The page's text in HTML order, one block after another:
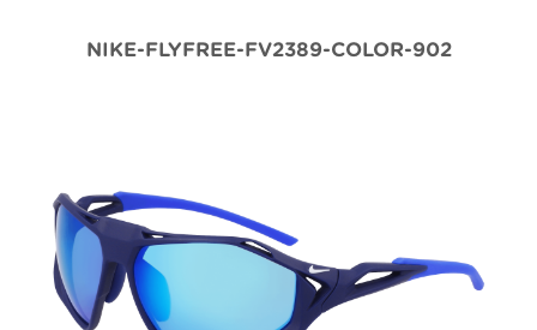
NIKE-FLYFREE-FV2389-COLOR-902